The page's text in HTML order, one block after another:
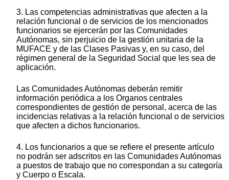
3. Las competencias administrativas que afecten a la
relación funcional o de servicios de los mencionados
funcionarios se ejercerán por las Comunidades
Autónomas, sin perjuicio de la gestión unitaria de la
MUFACE y de las Clases Pasivas y, en su caso, del
régimen general de la Seguridad Social que les sea de
aplicación.
Las Comunidades Autónomas deberán remitir
información periódica a los Organos centrales
correspondientes de gestión de personal, acerca de las
incidencias relativas a la relación funcional o de servicios
que afecten a dichos funcionarios.
4. Los funcionarios a que se refiere el presente artículo
no podrán ser adscritos en las Comunidades Autónomas
a puestos de trabajo que no correspondan a su categoría
y Cuerpo o Escala.